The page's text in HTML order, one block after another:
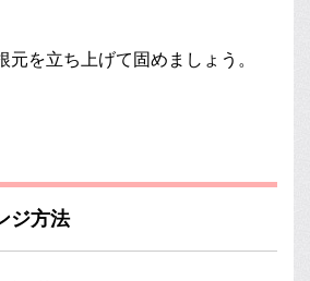
元を立ち上げて固めましょう。
ジ方法